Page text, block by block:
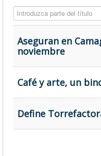
Introduzca parte del título
Aseguran en
noviembre
Café y arte, un
Define